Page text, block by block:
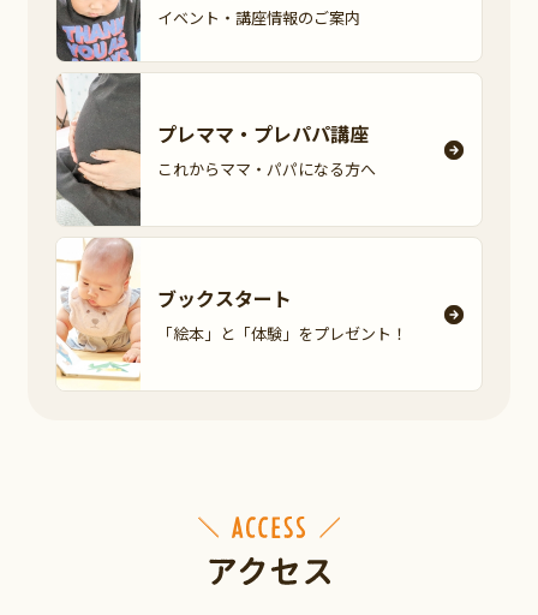
イベント・講座情報のご案内
プレママ・ プレパパ講座
これからママ・パパになる方へ
ブックスタート
「絵本」と「体験」をプレゼント！